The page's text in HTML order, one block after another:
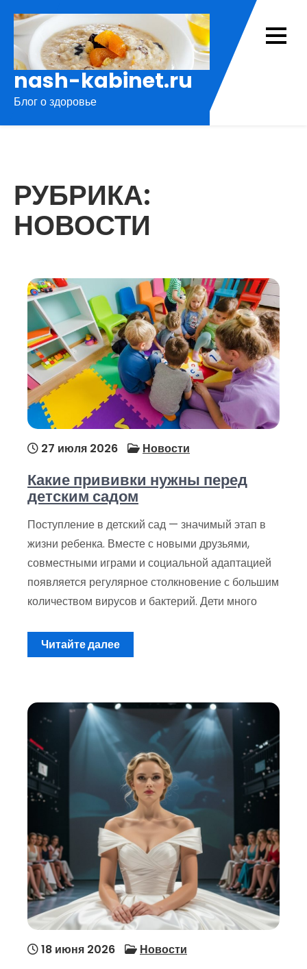
содержимому
nash-kabinet.ru
Блог о здоровье
РУБРИКА:
НОВОСТИ
27 июля 2026 Новости
Какие прививки нужны перед
детским садом
Поступление в детский сад — значимый этап в
жизни ребенка. Вместе с новыми друзьями,
совместными играми и социальной адаптацией
появляется регулярное столкновение с большим
количеством вирусов и бактерий. Дети много
Читайте далее
18 июня 2026 Новости